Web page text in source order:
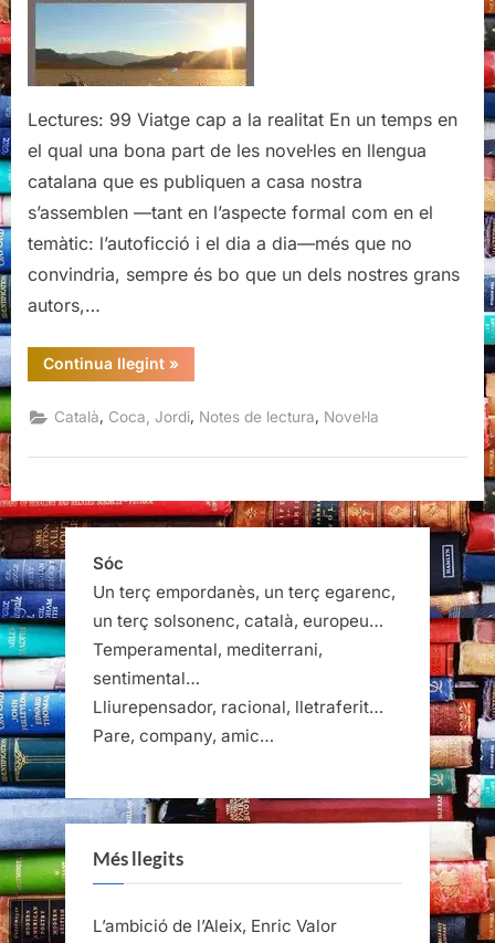
Lectures: 99 Viatge cap a la realitat En un temps en
el qual una bona part de les novel·les en llengua
catalana que es publiquen a casa nostra
s’assemblen —tant en l’aspecte formal com en el
temàtic: l’autoficció i el dia a dia—més que no
convindria, sempre és bo que un dels nostres grans
autors,…
Continua llegint“Califòrnia,
Jordi
»
Català, Coca, Jordi, Notes de lectura, Novel·la
Sóc
Un terç empordanès, un terç egarenc,
un terç solsonenc, català, europeu…
Temperamental, mediterrani,
sentimental…
Lliurepensador, racional, lletraferit…
Pare, company, amic…
Més llegits
L’ambició de l’Aleix, Enric Valor